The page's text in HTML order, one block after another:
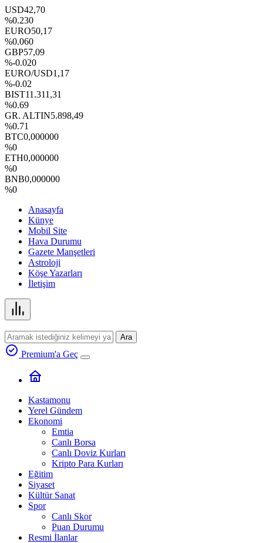
USD42,70
%0.230
EURO50,17
%0.060
GBP57,09
%-0.020
EURO/USD1,17
%-0.02
BIST11.311,31
%0.69
GR. ALTIN5.898,49
%0.71
BTC0,000000
%0
ETH0,000000
%0
BNB0,000000
%0
Anasayfa
Künye
Mobil Site
Hava Durumu
Gazete Manşetleri
Astroloji
Köşe Yazarları
İletişim
Ara
Premium'a Geç
Kastamonu
Yerel Gündem
Ekonomi
Emtia
Canlı Borsa
Canlı Doviz Kurları
Kripto Para Kurları
Eğitim
Siyaset
Kültür Sanat
Spor
Canlı Skor
Puan Durumu
Resmi İlanlar